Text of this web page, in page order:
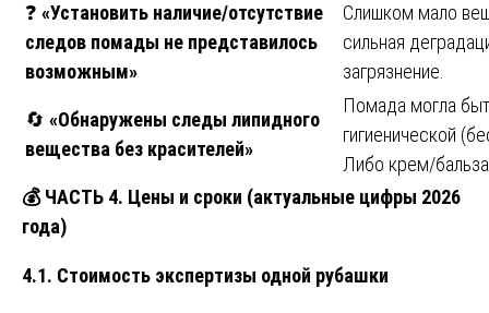
❓ «Установить наличие/отсутствие
следов помады не представилось
возможным»
Слишком мало
сильная
загрязнение.
🔄 «Обнаружены следы липидного
вещества без красителей»
Помада могла
гигиенической
Либо крем/
💰ЧАСТЬ 4. Цены и сроки (актуальные цифры 2026
года)
4.1. Стоимость экспертизы одной рубашки